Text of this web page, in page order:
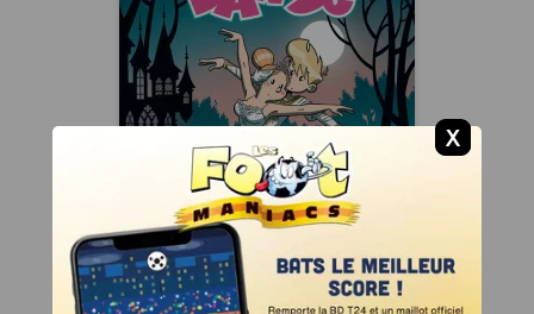
TOME 13
Studio Danse
Tome 13
Date de parution :
02/11/2022
Quand le cœur mène la
danse…
Autres tomes